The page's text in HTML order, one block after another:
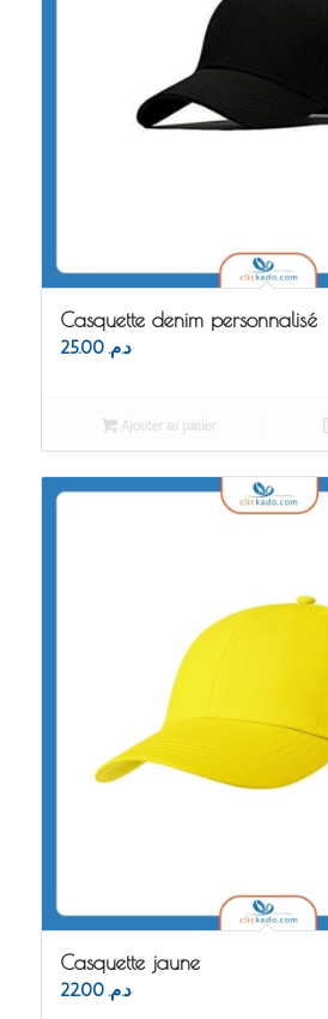
Casquette denim personnalisé
د.م. 25.00
Ajouter au panier
Casquette jaune
د.م. 22.00